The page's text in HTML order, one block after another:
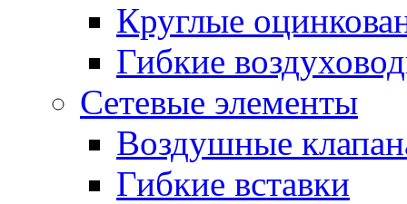
Круглые
Гибкие
Сетевые элементы
Воздушные
Гибкие вставки